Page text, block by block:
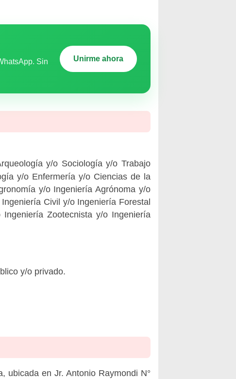
Sin
Unirme ahora
y/o Sociología y/o Trabajo
y/o Enfermería y/o Ciencias de la
y/o Ingeniería Agrónoma y/o
Civil y/o Ingeniería Forestal
Zootecnista y/o Ingeniería
y/o privado.
ubicada en Jr. Antonio Raymondi N°